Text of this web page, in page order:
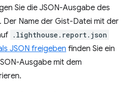
Sie die JSON-Ausgabe des
Der Name der Gist-Datei mit der
.lighthouse.report.json
JSON freigeben finden Sie ein
Ausgabe mit dem